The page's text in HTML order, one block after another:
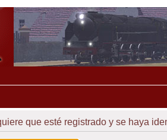
que esté registrado y se haya